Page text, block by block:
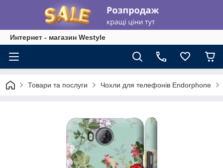
Интернет - магазин Westyle
Товари та послуги Чохли для телефонів Endorphone